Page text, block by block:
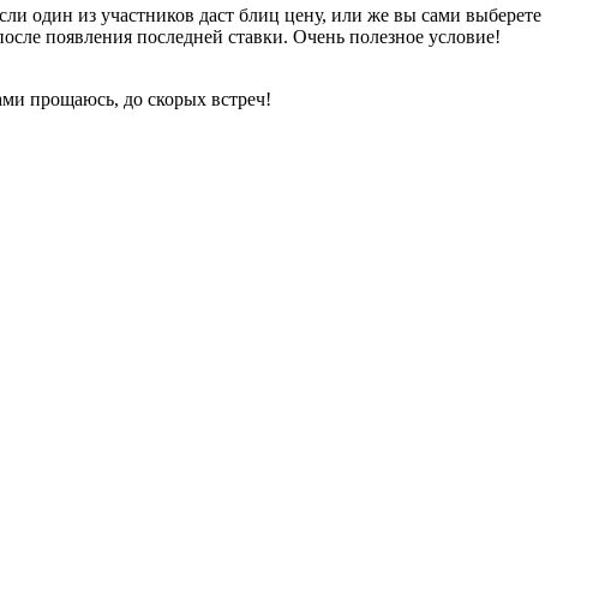
один из участников даст блиц цену, или же вы сами выберете
появления последней ставки. Очень полезное условие!
прощаюсь, до скорых встреч!